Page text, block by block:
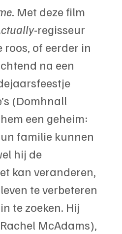
. Met deze film
-regisseur
of eerder in
na een
(Domhnall
een geheim:
familie kunnen
hij de
kan veranderen,
te verbeteren
te zoeken. Hij
McAdams),